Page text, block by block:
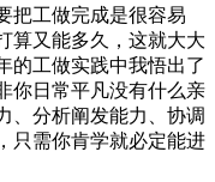
工做完成是很容易
算又能多久，这就大大
的工做实践中我悟出了
你日常平凡没有什么亲
、分析阐发能力、协调
只需你肯学就必定能进